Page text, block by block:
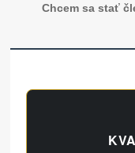
Chcem sa stať